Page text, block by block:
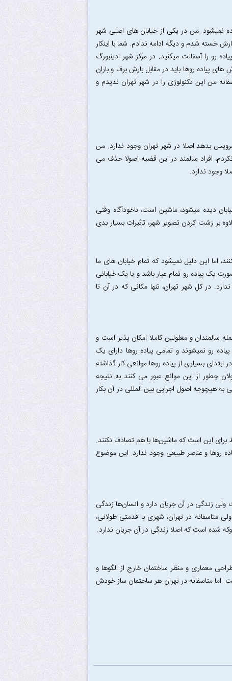
من در یکی از خیابان های اصلی شهر
همینجا دیگه از ادامه شمارش خسته شدم و دیگه ادامه ندادم. شما با اینکار
رو را آسفالت میکنید. در مرکز شهر ادینبورگ
پیاده رو‌ها باید در مقابل بارش برف و باران
من این تکنولوژی را در شهر تهران ندیدم و
بدهد اصلا در شهر تهران وجود ندارد. من
افراد سالمند در این قضیه اصولا حذف می
وجود ندارد.
دیده میشود، ماشین است، ناخودآگاه وقتی
بر زشت کردن تصویر شهر، تاثیرات بسیار بدی
اما این دلیل نمیشود که تمام خیابان های ما
یک پیاده رو تمام عیار باشد و یا یک خیابانی
در کل شهر تهران، تنها مکانی که در آن تا
سالمندان و معلولین کاملا امکان پذیر است و
رو نمیشوند و تمامی پیاده روها دارای یک
بسیاری از پیاده روها موانعی کار گذاشته
چطور از این موانع عبور می کنند به نتیجه
هیچوجه اصول اجرایی بین المللی در آن بکار
برای این است که ماشین‌ها با هم تصادف نکنند.
روها و عناصر طبیعی وجود ندارد. این موضوع
زندگی در آن جریان دارد و انسان‌ها زندگی
متاسفانه در تهران، شهری با قدمتی طولانی،
شده است که اصلا زندگی در آن جریان ندارد.
معماری و منظر ساختمان خارج از الگوها و
متاسفانه در تهران هر ساختمان ساز خودش